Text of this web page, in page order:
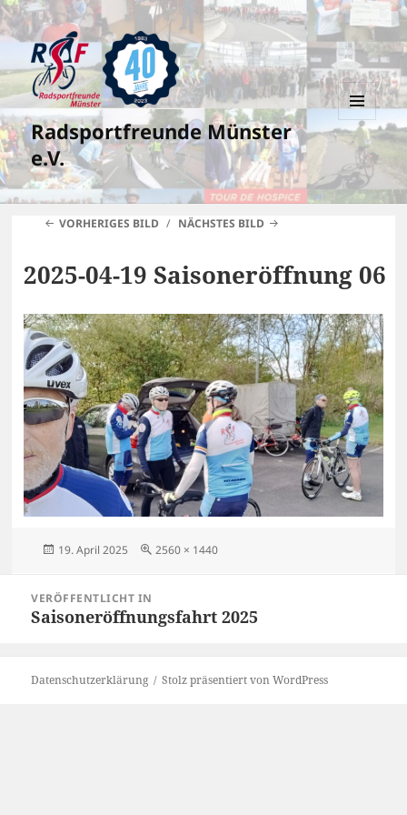
Radsportfreunde Münster
e.V.
MENÜ
UND
WIDGETS
VORHERIGES BILD NÄCHSTES BILD
2025-04-19 Saisoneröffnung 06
Veröffentlicht
19. April 2025 Originalgröße
2560 × 1440
VERÖFFENTLICHT IN
Saisoneröffnungsfahrt 2025
Datenschutzerklärung Stolz präsentiert von WordPress